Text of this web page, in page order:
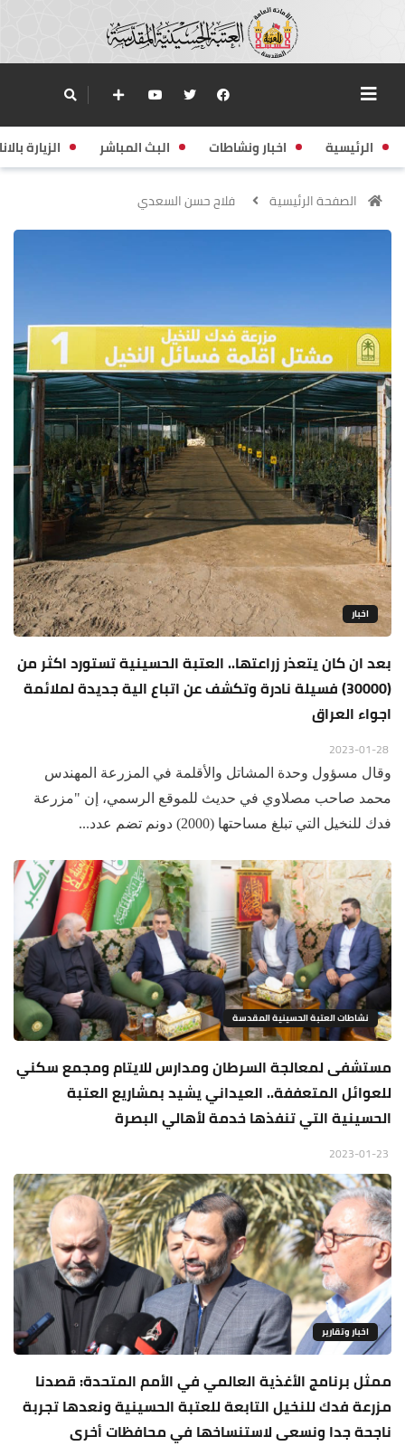
الرئيسية اخبار ونشاطات البث المباشر الزيارة
الصفحة الرئيسية فلاح حسن السعدي
اخبار
بعد ان كان يتعذر زراعتها.. العتبة الحسينية تستورد اكثر من
(30000) فسيلة نادرة وتكشف عن اتباع الية جديدة لملائمة
اجواء العراق
وقال مسؤول وحدة المشاتل والأقلمة في المزرعة المهندس
محمد صاحب مصلاوي في حديث للموقع الرسمي، إن "مزرعة
فدك للنخيل التي تبلغ مساحتها (2000) دونم تضم عدد...
نشاطات العتبة الحسينية المقدسة
مستشفى لمعالجة السرطان ومدارس للايتام ومجمع سكني
للعوائل المتعففة.. العيداني يشيد بمشاريع العتبة
الحسينية التي تنفذها خدمة لأهالي البصرة
اخبار وتقارير
ممثل برنامج الأغذية العالمي في الأمم المتحدة: قصدنا
مزرعة فدك للنخيل التابعة للعتبة الحسينية ونعدها تجربة
ناجحة جدا ونسعى لاستنساخها في محافظات أخرى